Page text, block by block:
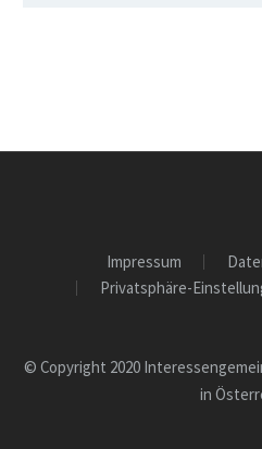
Impressum
Privatsphäre-
© Copyright 2020
in